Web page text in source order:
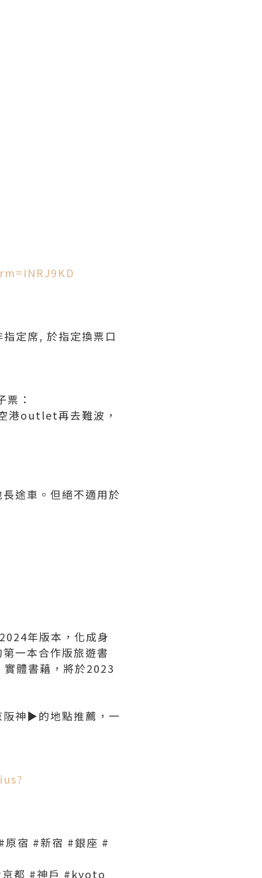
定席, 於指定換票口
：
港outlet再去難波，
途車。但絕不適用於
年版本，化成身
一本合作版旅遊書
體書藉，將於2023
阪神▶︎的地點推薦，一
宿 #新宿 #銀座 #
都 #神戶 #kyoto